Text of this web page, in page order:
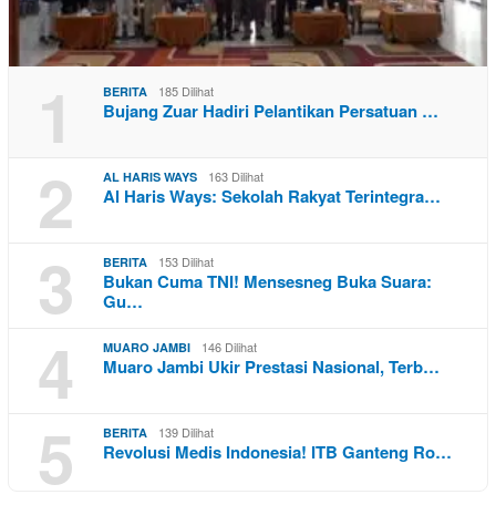
1 BERITA 185 Dilihat
Bujang Zuar Hadiri Pelantikan Persatuan …
2 AL HARIS WAYS 163 Dilihat
Al Haris Ways: Sekolah Rakyat Terintegra…
3 BERITA 153 Dilihat
Bukan Cuma TNI! Mensesneg Buka Suara:
Gu…
4 MUARO JAMBI 146 Dilihat
Muaro Jambi Ukir Prestasi Nasional, Terb…
5 BERITA 139 Dilihat
Revolusi Medis Indonesia! ITB Ganteng Ro…